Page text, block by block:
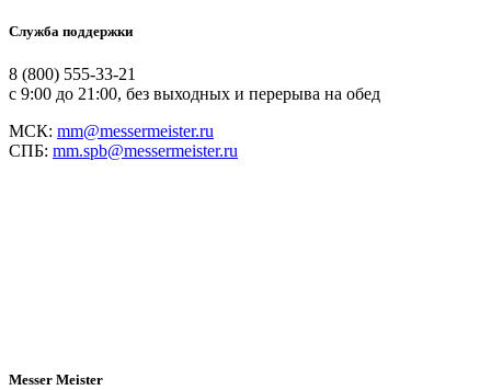
Служба поддержки
8 (800) 555-33-21
с 9:00 до 21:00, без выходных и перерыва на обед
МСК: mm@messermeister.ru
СПБ: mm.spb@messermeister.ru
Messer Meister